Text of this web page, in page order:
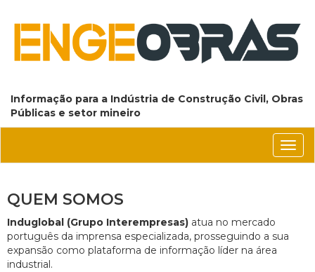
Informação para a Indústria de Construção Civil, Obras
Públicas e setor mineiro
QUEM SOMOS
Induglobal (Grupo Interempresas) atua no mercado
português da imprensa especializada, prosseguindo a sua
expansão como plataforma de informação líder na área
industrial.